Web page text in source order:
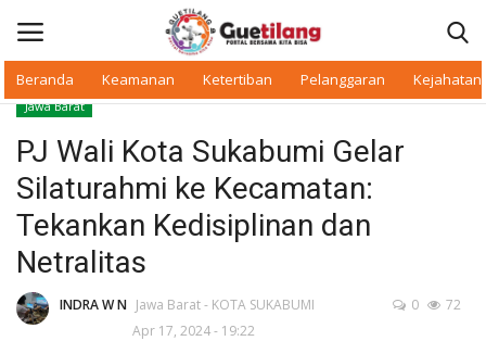
Beranda Keamanan Ketertiban Pelanggaran Kejahatan
Beranda
Daerah
Makan Bergizi
Jawa Barat
PJ Wali Kota Sukabumi Gelar
Silaturahmi ke Kecamatan:
Tekankan Kedisiplinan dan
Netralitas
INDRA W N Jawa Barat - KOTA SUKABUMI
Apr 17, 2024 - 19:22
0 72